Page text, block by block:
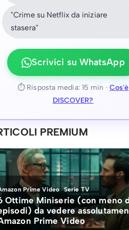
"Crime su Netflix da iniziare
stasera"
Scrivici su WhatsApp
⏱ Risposta media: 15 min · Cos'è
DISCOVER?
PREMIUM